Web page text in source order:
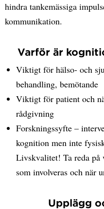
hindra tankemässiga
kommunikation.
Varför är
Viktigt för hälso- och
behandling, bemötande
Viktigt för patient och
rådgivning
Forskningssyfte –
kognition men inte
Livskvalitet! Ta reda på
som involveras och när
Upplägg